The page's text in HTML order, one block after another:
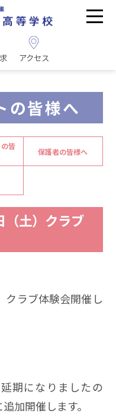
アクセス
の皆様へ
皆
保護者の皆様へ
（土）クラブ
クラブ体験会開催し
期になりましたの
加開催します。